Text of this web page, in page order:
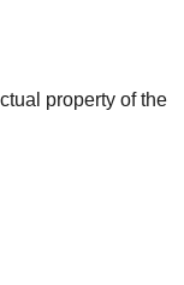
property of the